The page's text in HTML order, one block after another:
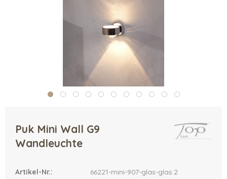
Puk Mini Wall G9
Wandleuchte
Artikel-Nr.: 66221-mini-907-glas-glas.2